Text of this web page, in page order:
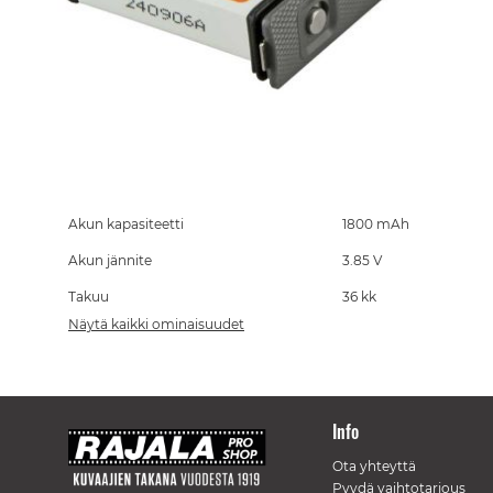
the
of
images
gallery
Akun kapasiteetti 1800 mAh
Akun jännite 3.85 V
Takuu
36 kk
Näytä kaikki ominaisuudet
Info
Ota yhteyttä
Pyydä vaihtotarjous